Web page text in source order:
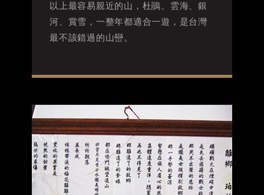
以上最容易親近的山，杜鵑、雲海、銀
河、賞雪，一整年都適合一遊，是台灣
最不該錯過的山巒。